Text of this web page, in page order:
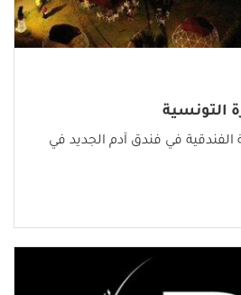
التونسية
في فندق آدم الجديد في